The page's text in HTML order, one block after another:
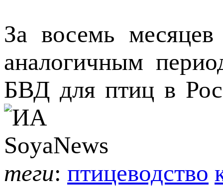
За восемь
аналогичным
БВД для птиц в
теги: птицеводство